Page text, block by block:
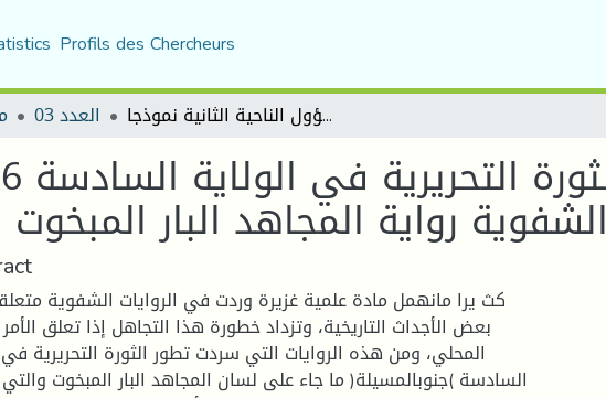
Profils des Chercheurs
العدد 03 تطور الثورة التحريرية في الولاية السادسة 1956 - 1962 من خلال الروايات الشفوية رواية المجاهد البار المبخوت مسؤول الناحية الثانية نموذجا
الشفوية رواية المجاهد البار
كث يرا مانهمل مادة علمية غزيرة وردت في الروايات الشفوية
بعض الأجداث التاريخية، وتزداد خطورة هذا التجاهل إذا تعلق الأمر
المحلي، ومن هذه الروايات التي سردت تطور الثورة التحريرية في
السادسة )جنوبالمسيلة( ما جاء على لسان المجاهد البار المبخوت